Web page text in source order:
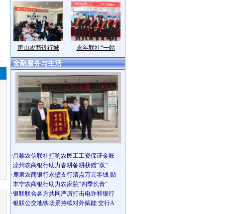
唐山农商银行城 永年联社“一站
金融服务与生活
·昌黎农信联社打响农民工工资保证金账
·滦州农商银行助力春耕备耕获赠“双”
·鹿泉农商银行永壁支行清点万元零钱 贴
·丰宁农商银行助力农家院“四季长青”
·银联联合各方共同严厉打击电诈和银行
·银联公交地铁场景持续对外赋能 交行A